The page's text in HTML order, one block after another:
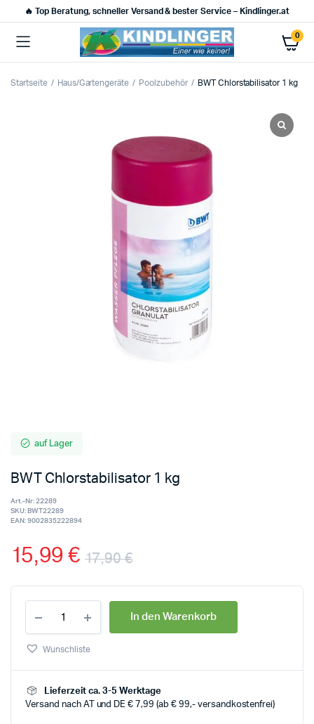
🔥 Top Beratung, schneller Versand & bester Service – Kindlinger.at
0
Startseite Haus/Gartengeräte Poolzubehör BWT Chlorstabilisator 1 kg
auf Lager
BWT Chlorstabilisator 1 kg
Art.-Nr:22289
SKU: BWT22289
EAN:9002835222894
17,90€
15,99€
In den Warenkorb
Wunschliste
Lieferzeit ca. 3-5 Werktage
Versand nach AT und DE € 7,99 (ab € 99,- versandkostenfrei)